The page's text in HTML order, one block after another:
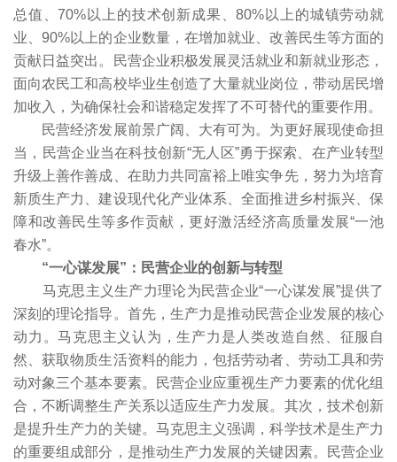
总值、70%以上的技术创新成果、80%以上的城镇劳动就
业、90%以上的企业数量，在增加就业、改善民生等方面的
贡献日益突出。民营企业积极发展灵活就业和新就业形态，
面向农民工和高校毕业生创造了大量就业岗位，带动居民增
加收入，为确保社会和谐稳定发挥了不可替代的重要作用。
民营经济发展前景广阔、大有可为。为更好展现使命担
当，民营企业当在科技创新“无人区”勇于探索、在产业转型
升级上善作善成、在助力共同富裕上唯实争先，努力为培育
新质生产力、建设现代化产业体系、全面推进乡村振兴、保
障和改善民生等多作贡献，更好激活经济高质量发展“一池
春水”。
“一心谋发展”：民营企业的创新与转型
马克思主义生产力理论为民营企业“一心谋发展”提供了
深刻的理论指导。首先，生产力是推动民营企业发展的核心
动力。马克思主义认为，生产力是人类改造自然、征服自
然、获取物质生活资料的能力，包括劳动者、劳动工具和劳
动对象三个基本要素。民营企业应重视生产力要素的优化组
合，不断调整生产关系以适应生产力发展。其次，技术创新
是提升生产力的关键。马克思主义强调，科学技术是生产力
的重要组成部分，是推动生产力发展的关键因素。民营企业